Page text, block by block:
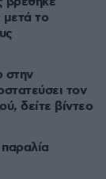
πως ΟΛΟΙ
ΚΑΝΕΝΑΣ